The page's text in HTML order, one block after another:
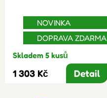
NOVINKA
DOPRAVA ZDARMA
Skladem 5 kusů
1 303 Kč Detail